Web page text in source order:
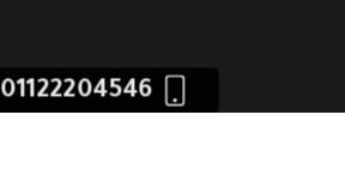
01122204546